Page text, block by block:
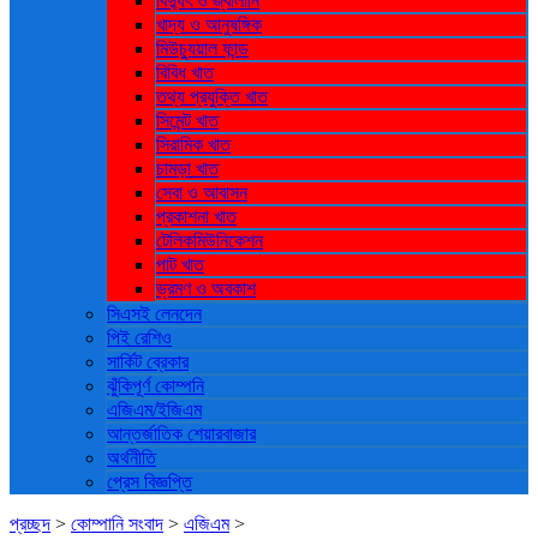
খাদ্য ও আনুষঙ্গিক
মিউচ্যুয়াল ফান্ড
বিবিধ খাত
তথ্য প্রযুক্তি খাত
সিমেন্ট খাত
সিরামিক খাত
চামড়া খাত
সেবা ও আবাসন
প্রকাশনা খাত
টেলিকমিউনিকেশন
পাট খাত
ভ্রমণ ও ‍অবকাশ
সিএসই লেনদেন
পিই রেশিও
সার্কিট ব্রেকার
ঝুঁকিপূর্ণ কোম্পনি
এজিএম/ইজিএম
আন্তর্জাতিক শেয়ারবাজার
অর্থনীতি
প্রেস বিজ্ঞপ্তি
প্রচ্ছদ > কোম্পানি সংবাদ > এজিএম>